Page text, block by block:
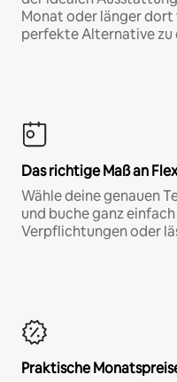
Monat oder länger dort
perfekte Alternative zu
Das richtige Maß an
Wähle deine genauen
und buche ganz
Verpflichtungen oder
Praktische